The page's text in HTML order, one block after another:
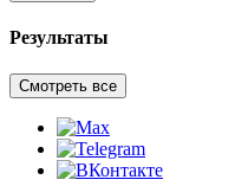
Результаты
Смотреть все